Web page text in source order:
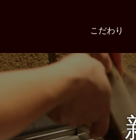
こだわり